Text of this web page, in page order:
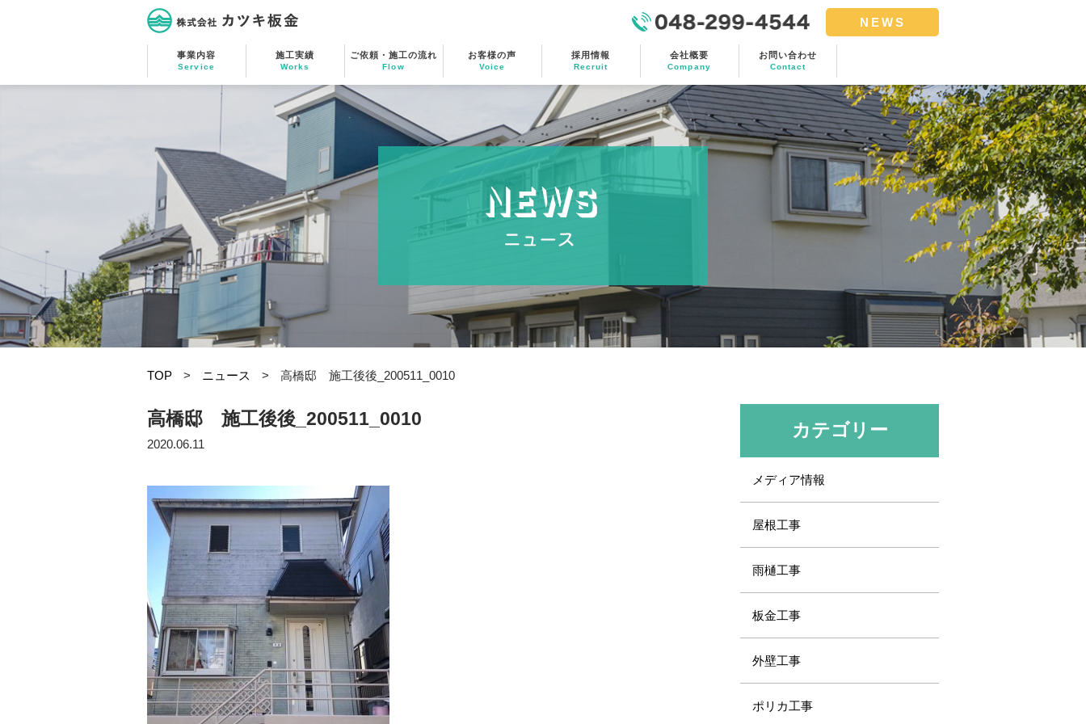
株式会社カツキ板金
NEWS
048-299-4544
事業内容
Service
施工実績
Works
ご依頼・施工の流れ
Flow
お客様の声
Voice
採用情報
Recruit
会社概要
Company
お問い合わせ
Contact
TOP > ニュース > 高橋邸 施工後後_200511_0010
高橋邸 施工後後_200511_0010
2020.06.11
カテゴリー
メディア情報
屋根工事
雨樋工事
板金工事
外壁工事
ポリカ工事